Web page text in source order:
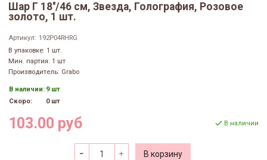
Шар Г 18''/46 см, Звезда, Голография, Розовое
золото, 1 шт.
Артикул: 192P04RHRG
В упаковке: 1 шт.
Мин. партия: 1 шт
Производитель: Grabo
В наличии: 9 шт
Скоро:
0 шт
103.00 руб В наличии
В корзину